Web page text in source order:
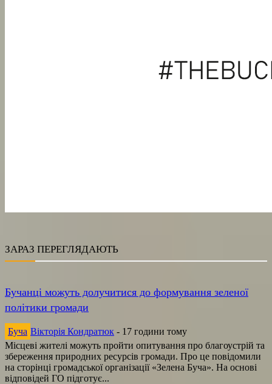
ЗАРАЗ ПЕРЕГЛЯДАЮТЬ
Бучанці можуть долучитися до формування зеленої
політики громади
Буча Вікторія Кондратюк - 17 години тому
Місцеві жителі можуть пройти опитування про благоустрій та
збереження природних ресурсів громади. Про це повідомили
на сторінці громадської організації «Зелена Буча». На основі
відповідей ГО підготує...